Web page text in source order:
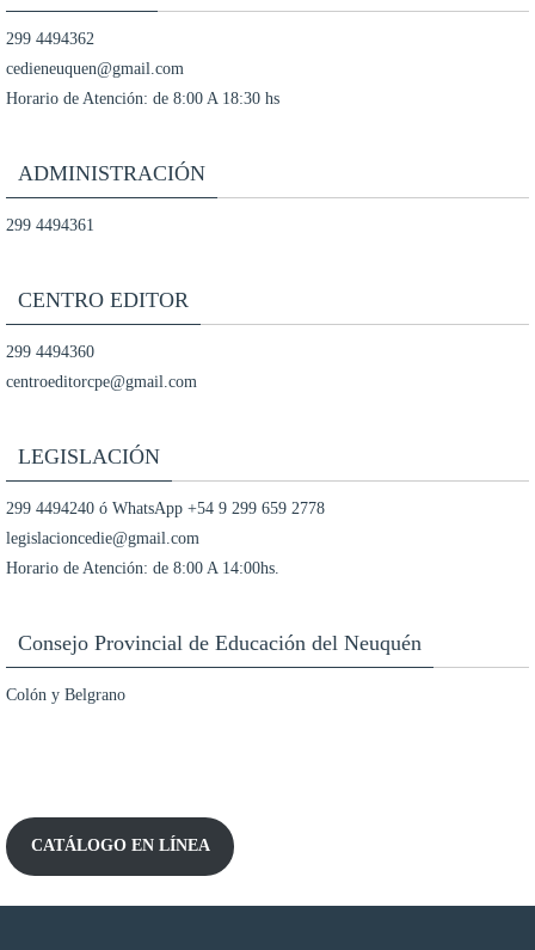
299 4494362
cedieneuquen@gmail.com
Horario de Atención: de 8:00 A 18:30 hs
ADMINISTRACIÓN
299 4494361
CENTRO EDITOR
299 4494360
centroeditorcpe@gmail.com
LEGISLACIÓN
299 4494240 ó WhatsApp +54 9 299 659 2778
legislacioncedie@gmail.com
Horario de Atención: de 8:00 A 14:00hs.
Consejo Provincial de Educación del Neuquén
Colón y Belgrano
CATÁLOGO EN LÍNEA